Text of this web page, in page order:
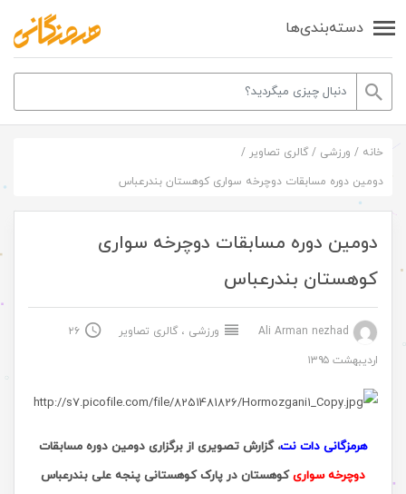
دسته‌بندی‌ها
خانه / ورزشی / گالری تصاویر /
دومین دوره مسابقات دوچرخه سواری کوهستان بندرعباس
دومین دوره مسابقات دوچرخه سواری
کوهستان بندرعباس
ورزشی ، گالری تصاویر
۲۶
اردیبهشت ۱۳۹۵
هرمزگانی دات نت، گزارش تصویری از برگزاری دومین دوره مسابقات
دوچرخه سواریکوهستان در پارک کوهستانی پنجه علی بندرعباس